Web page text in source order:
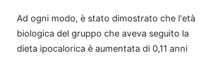
Ad ogni modo, è stato dimostrato che l'età
biologica del gruppo che aveva seguito la
dieta ipocalorica è aumentata di 0,11 anni